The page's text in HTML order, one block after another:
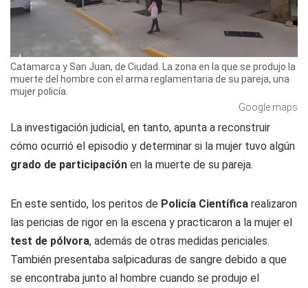
Catamarca y San Juan, de Ciudad. La zona en la que se produjo la
muerte del hombre con el arma reglamentaria de su pareja, una
mujer policía.
Google maps
La investigación judicial, en tanto, apunta a reconstruir
cómo ocurrió el episodio y determinar si la mujer tuvo algún
grado de participación en la muerte de su pareja.
En este sentido, los peritos de Policía Científica realizaron
las pericias de rigor en la escena y practicaron a la mujer el
test de pólvora, además de otras medidas periciales.
También presentaba salpicaduras de sangre debido a que
se encontraba junto al hombre cuando se produjo el